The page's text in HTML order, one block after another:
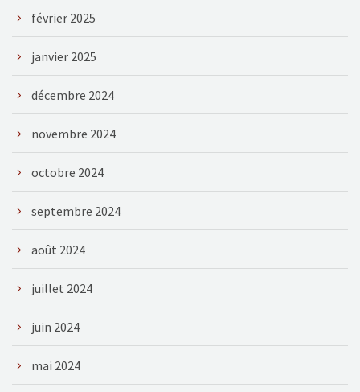
février 2025
janvier 2025
décembre 2024
novembre 2024
octobre 2024
septembre 2024
août 2024
juillet 2024
juin 2024
mai 2024